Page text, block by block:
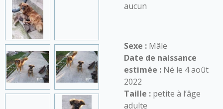
aucun
Sexe : Mâle
Date de naissance
estimée : Né le 4 août
2022
Taille : petite à l’âge
adulte